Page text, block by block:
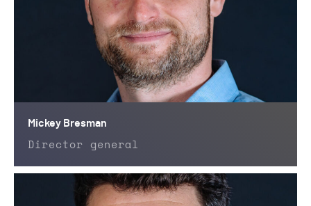
Mickey Bresman
Director general